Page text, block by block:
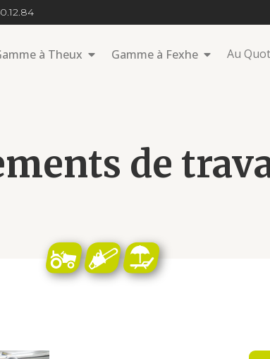
à Theux Gamme à Fexhe Au
de